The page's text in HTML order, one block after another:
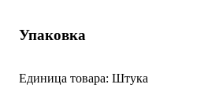
Упаковка
Единица товара: Штука